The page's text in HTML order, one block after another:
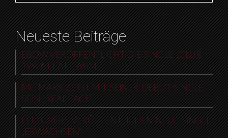
Neueste Beiträge
EBOW VERÖFFENTLICHT DIE SINGLE „CLUB
1990“ FEAT. FAYIM
MC MARS ZEIGT MIT SEINER DEBUT-SINGLE
SEIN „REAL FACE“
LEFTOVERS VERÖFFENTLICHEN NEUE SINGLE
„ERWACHSEN“